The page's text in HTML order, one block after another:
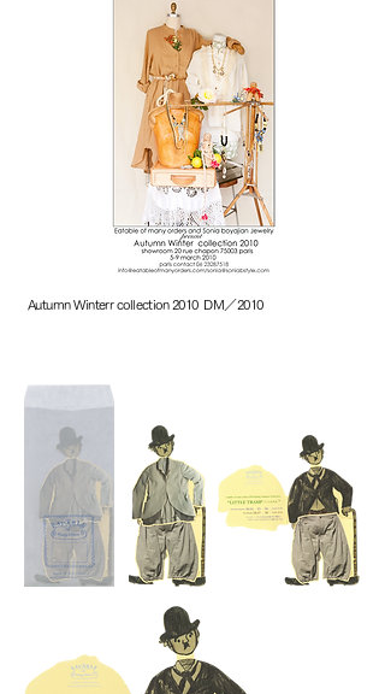
Autumn Winterr collection 2010 DM／2010